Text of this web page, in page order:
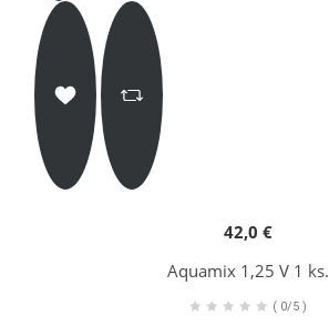
Aquamix 1,25 V 1 ks.
42,0 €
( 0/5 )